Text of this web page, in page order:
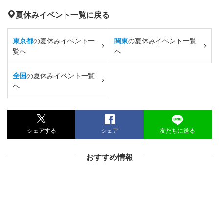
夏休みイベント一覧に戻る
東京都の夏休みイベント一
覧へ
関東の夏休みイベント一覧
へ
全国の夏休みイベント一覧
へ
シェアする シェア 友だちに送る
おすすめ情報